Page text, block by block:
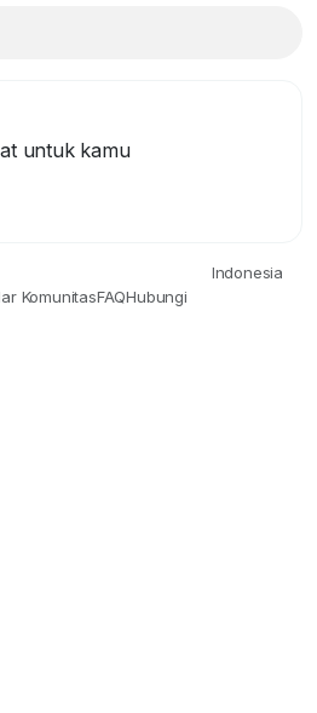
untuk kamu
Indonesia
KomunitasFAQHubungi